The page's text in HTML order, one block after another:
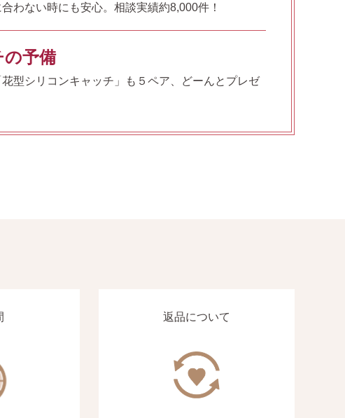
わない時にも安心。相談実績約8,000件！
の予備
型シリコンキャッチ」も５ペア、どーんとプレゼ
返品について